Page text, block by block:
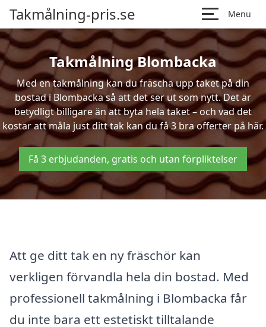
Takmålning-pris.se Menu
Takmålning Blombacka
Med en takmålning kan du fräscha upp taket på din
bostad i Blombacka så att det ser ut som nytt. Det är
betydligt billigare än att byta hela taket – och vad det
kostar att måla just ditt tak kan du få 3 bra offerter på här.
Få 3 erbjudanden, gratis och utan förpliktelser
Att ge ditt tak en ny fräschör kan
verkligen förvandla hela din bostad. Med
professionell takmålning i Blombacka får
du inte bara ett estetiskt tilltalande